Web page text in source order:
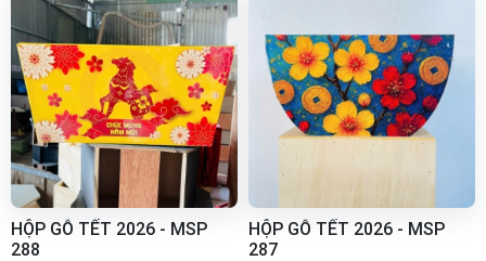
HỘP GỖ TẾT 2026 - MSP
288
HỘP GỖ TẾT 2026 - MSP
287